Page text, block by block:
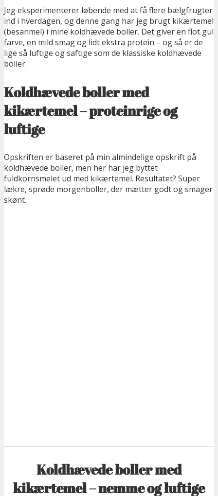
Jeg eksperimenterer løbende med at få flere bælgfrugter
ind i hverdagen, og denne gang har jeg brugt kikærtemel
(besanmel) i mine koldhævede boller. Det giver en flot gul
farve, en mild smag og lidt ekstra protein – og så er de
lige så luftige og saftige som de klassiske koldhævede
boller.
Koldhævede boller med
kikærtemel – proteinrige og
luftige
Opskriften er baseret på min almindelige opskrift på
koldhævede boller, men her har jeg byttet
fuldkornsmelet ud med kikærtemel. Resultatet? Super
lækre, sprøde morgenboller, der mætter godt og smager
skønt.
Koldhævede boller med
kikærtemel – nemme og luftige